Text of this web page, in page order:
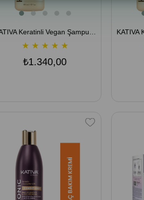
★ ★ ★ ★ ★
₺1.340,00